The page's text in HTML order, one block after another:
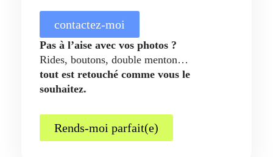
contactez-moi
Pas à l’aise avec vos photos ?
Rides, boutons, double menton…
tout est retouché comme vous le
souhaitez.
Rends-moi parfait(e)